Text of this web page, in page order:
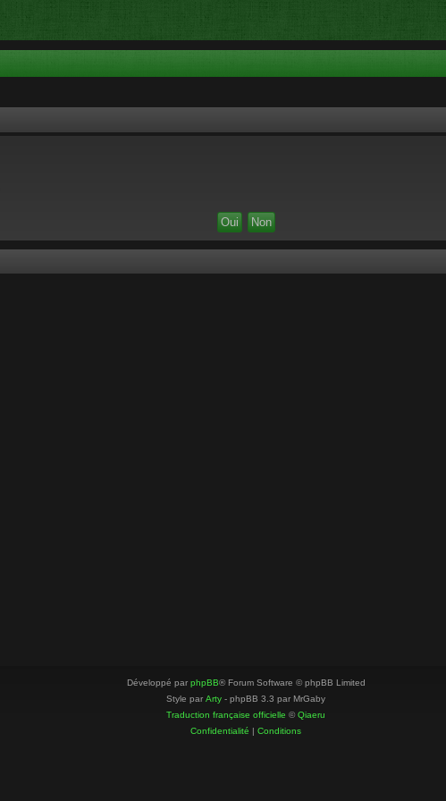
Développé par phpBB® Forum Software © phpBB Limited
Style par Arty - phpBB 3.3 par MrGaby
Traduction française officielle ©Qiaeru
Confidentialité | Conditions